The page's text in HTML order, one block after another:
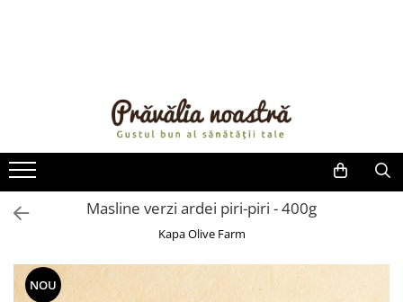
ULEIURI ȘI UNTURI
MĂSLINE
NUCI ȘI SEMINȚE
FRUCTE DESHIDRATATE
ÎNDULCITORI NATURALI / MIERE
FRUCTE LA CONSERVĂ
OȚETURI ȘI SOSURI
Masline verzi ardei piri-piri - 400g
Kapa Olive Farm
NOU